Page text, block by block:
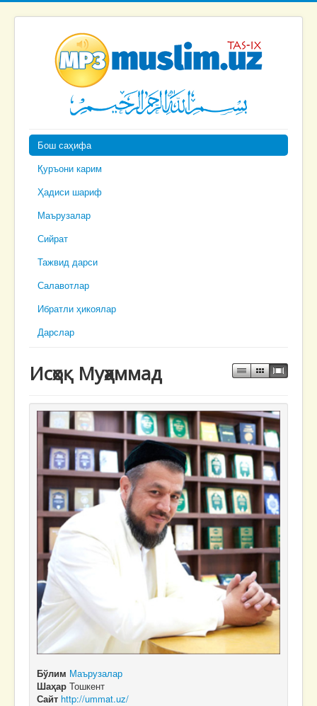
Бош саҳифа
Қуръони карим
Ҳадиси шариф
Маърузалар
Сийрат
Тажвид дарси
Салавотлар
Ибратли ҳикоялар
Дарслар
Исҳоқ Муҳаммад
Бўлим Маърузалар
Шаҳар Тошкент
Сайт http://ummat.uz/